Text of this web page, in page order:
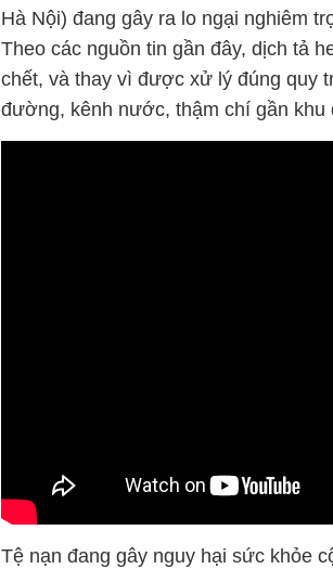
Hà Nội) đang gây ra lo ngại nghiêm
Theo các nguồn tin gần đây, dịch tả
chết, và thay vì được xử lý đúng quy
đường, kênh nước, thậm chí gần khu
Tệ nạn đang gây nguy hại sức khỏe